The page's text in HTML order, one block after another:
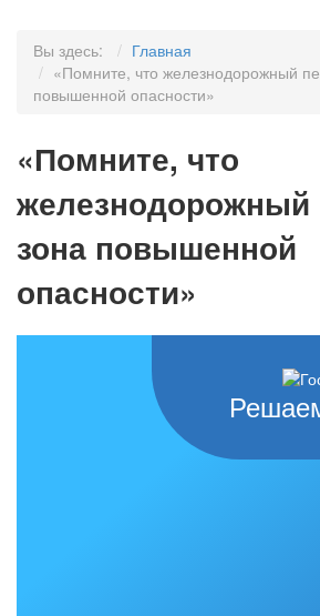
Вы здесь:
Главная
«Помните, что железнодорожный
повышенной опасности»
«Помните, что
железнодорожный
зона повышенной
опасности»